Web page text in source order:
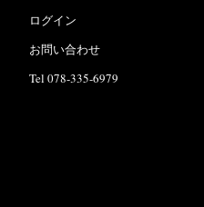
ログイン
お問い合わせ
Tel 078-335-6979